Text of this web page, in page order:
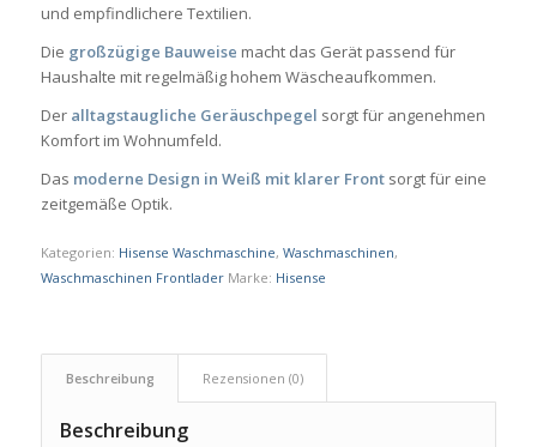
und empfindlichere Textilien.
Die großzügige Bauweise macht das Gerät passend für
Haushalte mit regelmäßig hohem Wäscheaufkommen.
Der alltagstaugliche Geräuschpegel sorgt für angenehmen
Komfort im Wohnumfeld.
Das moderne Design in Weiß mit klarer Frontsorgt für eine
zeitgemäße Optik.
Kategorien: Hisense Waschmaschine, Waschmaschinen,
Waschmaschinen Frontlader Marke: Hisense
Beschreibung Rezensionen (0)
Beschreibung